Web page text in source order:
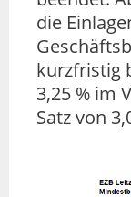
die
kurzfristig
3,25 % im
Satz von